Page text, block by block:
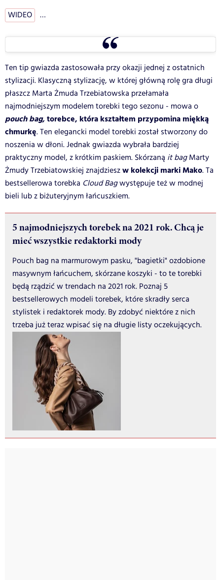
WIDEO …
Ten tip gwiazda zastosowała przy okazji jednej z ostatnich
stylizacji. Klasyczną stylizację, w której główną rolę gra długi
płaszcz Marta Żmuda Trzebiatowska przełamała
najmodniejszym modelem torebki tego sezonu - mowa o
pouch bag,torebce, która kształtem przypomina miękką
chmurkę. Ten elegancki model torebki został stworzony do
noszenia w dłoni. Jednak gwiazda wybrała bardziej
praktyczny model, z krótkim paskiem. Skórzaną it bagMarty
Żmudy Trzebiatowskiej znajdzieszw kolekcji marki Mako. Ta
bestsellerowa torebka Cloud Bagwystępuje też w modnej
bieli lub z biżuteryjnym łańcuszkiem.
5 najmodniejszych torebek na 2021 rok. Chcą je
mieć wszystkie redaktorki mody
Pouch bag na marmurowym pasku, "bagietki" ozdobione
masywnym łańcuchem, skórzane koszyki - to te torebki
będą rządzić w trendach na 2021 rok. Poznaj 5
bestsellerowych modeli torebek, które skradły serca
stylistek i redaktorek mody. By zdobyć niektóre z nich
trzeba już teraz wpisać się na długie listy oczekujących.